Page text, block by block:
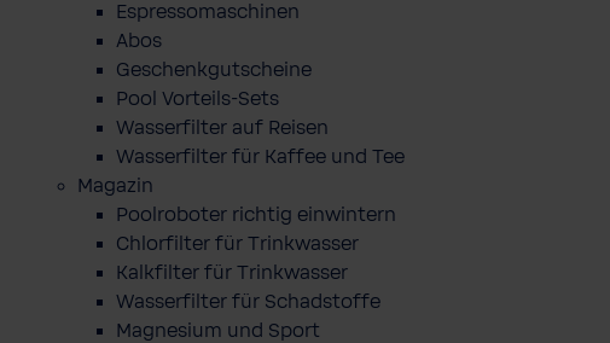
Espressomaschinen
Abos
Geschenkgutscheine
Pool Vorteils-Sets
Wasserfilter auf Reisen
Wasserfilter für Kaffee und Tee
Magazin
Poolroboter richtig einwintern
Chlorfilter für Trinkwasser
Kalkfilter für Trinkwasser
Wasserfilter für Schadstoffe
Magnesium und Sport